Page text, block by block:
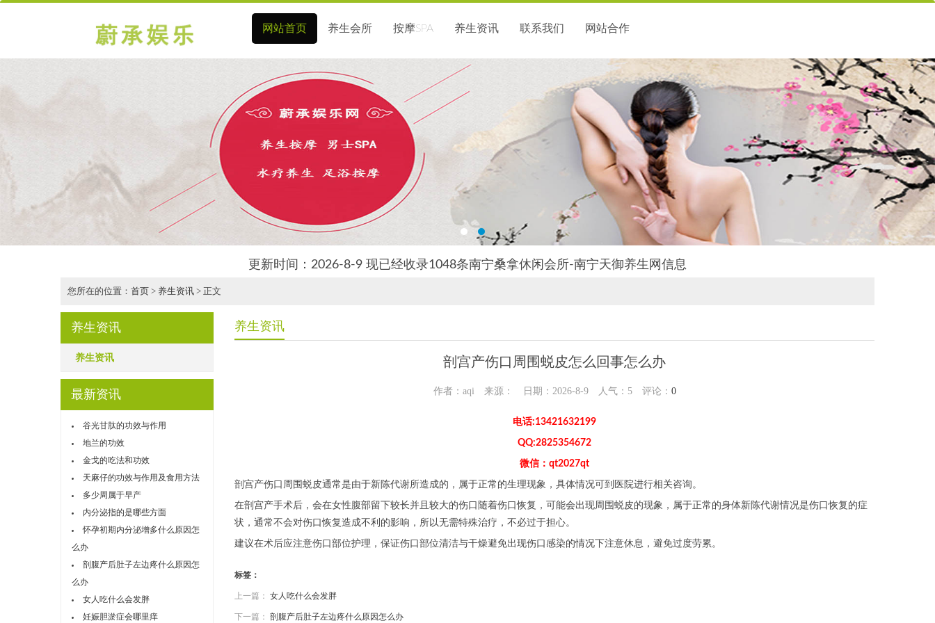
网站首页 养生会所 按摩SPA 养生资讯 联系我们 网站合作
更新时间：2026-8-9 现已经收录1048条南宁桑拿休闲会所-南宁天御养生网信息
您所在的位置： 首页 > 养生资讯 > 正文
养生资讯
养生资讯
最新资讯
谷光甘肽的功效与作用
地兰的功效
金戈的吃法和功效
天麻仔的功效与作用及食用方法
多少周属于早产
内分泌指的是哪些方面
怀孕初期内分泌增多什么原因怎
么办
剖腹产后肚子左边疼什么原因怎
么办
女人吃什么会发胖
妊娠胆淤症会哪里痒
养生资讯
剖宫产伤口周围蜕皮怎么回事怎么办
作者：aqi 来源： 日期：2026-8-9 人气： 5评论： 0
电话:13421632199
QQ:2825354672
微信：qt2027qt
剖宫产伤口周围蜕皮通常是由于新陈代谢所造成的，属于正常的生理现象，具体情况可到医院进行相关咨询。
在剖宫产手术后，会在女性腹部留下较长并且较大的伤口随着伤口恢复，可能会出现周围蜕皮的现象，属于正常的身体新陈代谢情况是伤口恢复的症
状，通常不会对伤口恢复造成不利的影响，所以无需特殊治疗，不必过于担心。
建议在术后应注意伤口部位护理，保证伤口部位清洁与干燥避免出现伤口感染的情况下注意休息，避免过度劳累。
标签：
上一篇： 女人吃什么会发胖
下一篇： 剖腹产后肚子左边疼什么原因怎么办